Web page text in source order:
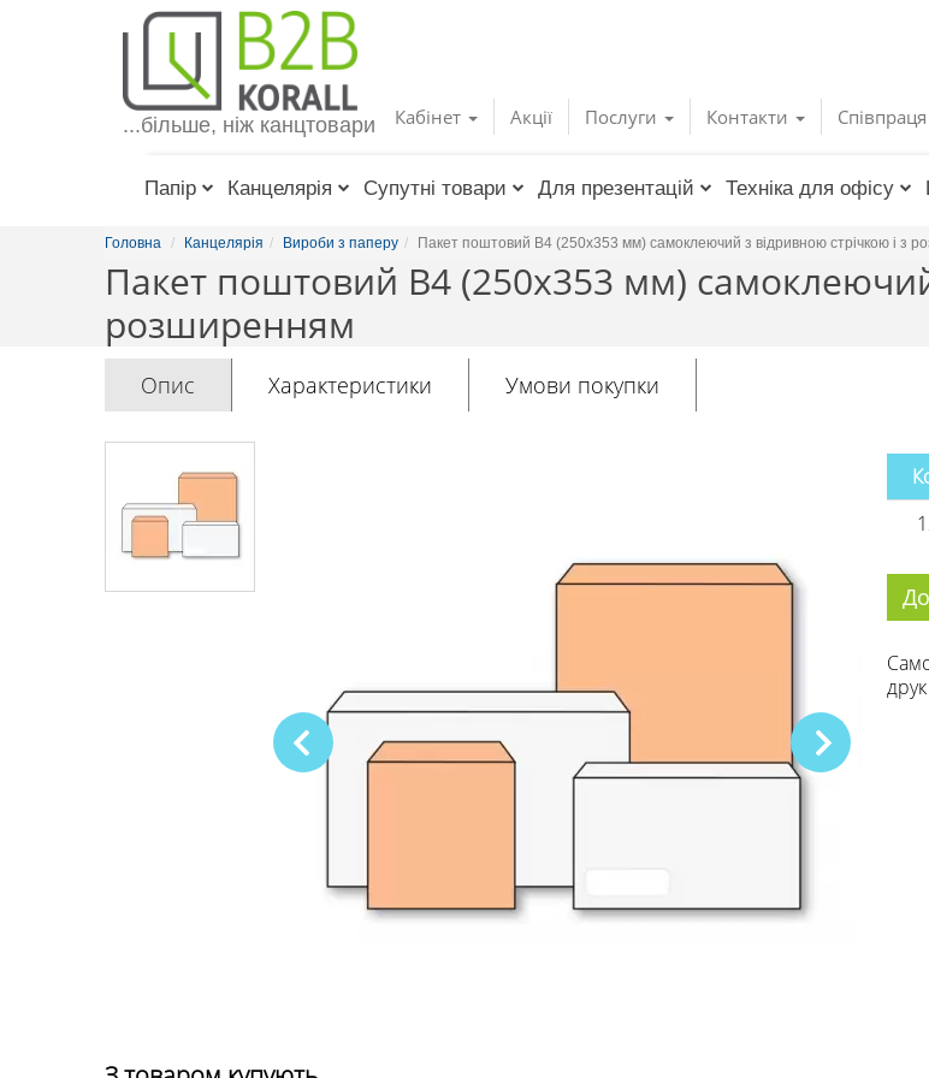
Toggle
navigation
Кабінет Акції Послуги Контакти Співпраця
...більше, ніж канцтовари
Папір Канцелярія Супутні товари Для презентацій Техніка для офісу
Головна Канцелярія Вироби з паперу Пакет поштовий B4 (250х353 мм) самоклеючий з відривною стрічкою і з
Пакет поштовий B4 (250х353 мм)
розширенням
Опис Характеристики Умови покупки